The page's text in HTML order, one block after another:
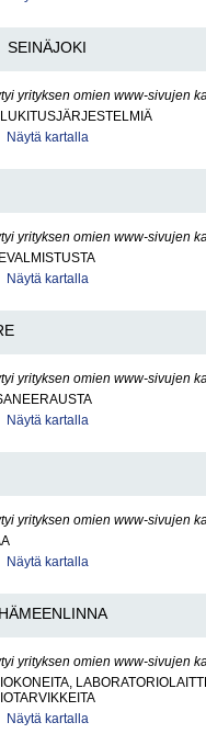
SEINÄJOKI
yrityksen omien www-sivujen
Näytä kartalla
yrityksen omien www-sivujen
Näytä kartalla
yrityksen omien www-sivujen
Näytä kartalla
yrityksen omien www-sivujen
Näytä kartalla
HÄMEENLINNA
yrityksen omien www-sivujen
Näytä kartalla